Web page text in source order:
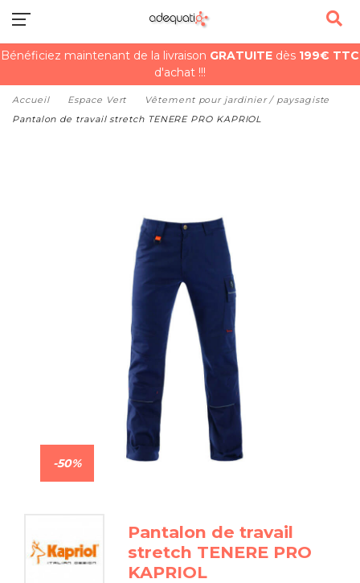
Bénéficiez maintenant de la livraison GRATUITE dès 199€ TTC
d'achat !!!
Accueil Espace Vert
Vêtement pour jardinier / paysagiste
Pantalon de travail stretch TENERE PRO KAPRIOL
-50%
Pantalon de travail
stretch TENERE PRO
KAPRIOL